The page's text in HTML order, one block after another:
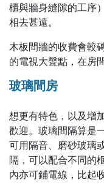
櫃與牆身縫隙的工序
相去甚遠。
木板間牆的收費會較
的電視大聲點，在房
玻璃間房
想更有特色，以及增
歡迎。玻璃間隔算是
可用隔音、磨砂玻璃
隔，可以配合不同的
內亦可鋪電線，比起